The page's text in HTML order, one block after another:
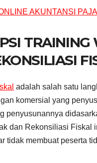
adalah salah satu
komersial yang
penyusunannya
dan Rekonsiliasi Fiskal
tidak membuat peserta